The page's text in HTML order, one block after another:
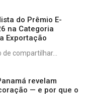
do Prêmio E-
na Categoria
Exportação
compartilhar...
revelam
— e por que o